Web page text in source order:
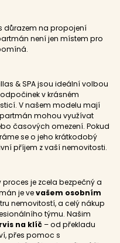
důrazem na propojení
není jen místem pro
& SPA jsou ideální volbou
v krásném
V našem modelu mají
mohou využívat
časových omezení. Pokud
se o jeho krátkodobý
příjem z vaší nemovitosti.
proces je zcela bezpečný a
je vevašem osobním
nemovitostí, a celý nákup
týmu. Našim
na klíč – od překladu
přes pomoc s